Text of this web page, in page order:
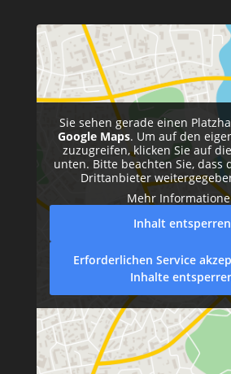
Sie sehen gerade einen
Google Maps. Um auf den
zuzugreifen, klicken Sie auf
unten. Bitte beachten Sie, dass
Drittanbieter
Mehr
Inhalt entsperren
Erforderlichen Service
Inhalte